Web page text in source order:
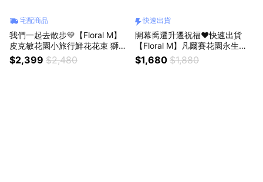
宅配商品
我們一起去散步💛【Floral M】
皮克敏花園小旅行鮮花花束 獅子
座生日禮物 畢業花束
$2,399 $2,480
快速出貨
開幕喬遷升遷祝福❤️快速出貨
【Floral M】凡爾賽花園永生花
禮（贈送5ml香氛油）獅子座生
日禮物
$1,680 $1,880